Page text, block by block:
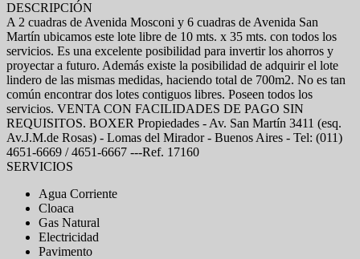
DESCRIPCIÓN
A 2 cuadras de Avenida Mosconi y 6 cuadras de Avenida San
Martín ubicamos este lote libre de 10 mts. x 35 mts. con todos los
servicios. Es una excelente posibilidad para invertir los ahorros y
proyectar a futuro. Además existe la posibilidad de adquirir el lote
lindero de las mismas medidas, haciendo total de 700m2. No es tan
común encontrar dos lotes contiguos libres. Poseen todos los
servicios. VENTA CON FACILIDADES DE PAGO SIN
REQUISITOS. BOXER Propiedades - Av. San Martín 3411 (esq.
Av.J.M.de Rosas) - Lomas del Mirador - Buenos Aires - Tel: (011)
4651-6669 / 4651-6667 ---Ref. 17160
SERVICIOS
Agua Corriente
Cloaca
Gas Natural
Electricidad
Pavimento